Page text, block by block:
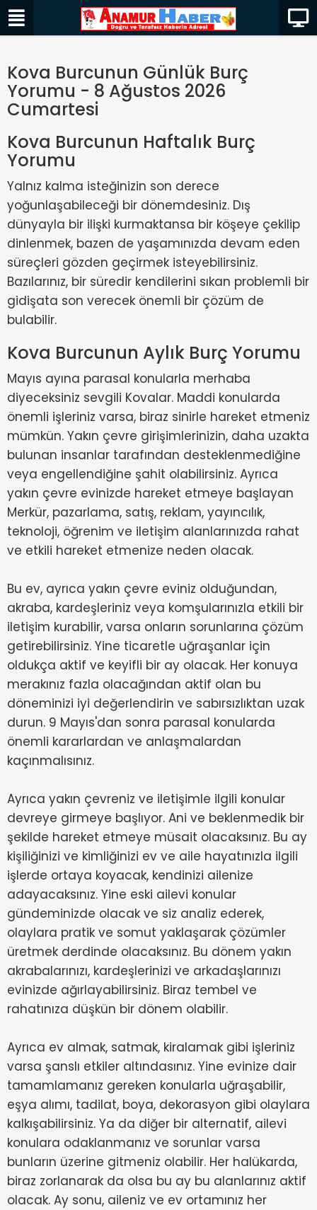
Kova Burcunun Günlük Burç
Yorumu - 8 Ağustos 2026
Cumartesi
Kova Burcunun Haftalık Burç
Yorumu
Yalnız kalma isteğinizin son derece
yoğunlaşabileceği bir dönemdesiniz. Dış
dünyayla bir ilişki kurmaktansa bir köşeye çekilip
dinlenmek, bazen de yaşamınızda devam eden
süreçleri gözden geçirmek isteyebilirsiniz.
Bazılarınız, bir süredir kendilerini sıkan problemli bir
gidişata son verecek önemli bir çözüm de
bulabilir.
Kova Burcunun Aylık Burç Yorumu
Mayıs ayına parasal konularla merhaba
diyeceksiniz sevgili Kovalar. Maddi konularda
önemli işleriniz varsa, biraz sinirle hareket etmeniz
mümkün. Yakın çevre girişimlerinizin, daha uzakta
bulunan insanlar tarafından desteklenmediğine
veya engellendiğine şahit olabilirsiniz. Ayrıca
yakın çevre evinizde hareket etmeye başlayan
Merkür, pazarlama, satış, reklam, yayıncılık,
teknoloji, öğrenim ve iletişim alanlarınızda rahat
ve etkili hareket etmenize neden olacak.
Bu ev, ayrıca yakın çevre eviniz olduğundan,
akraba, kardeşleriniz veya komşularınızla etkili bir
iletişim kurabilir, varsa onların sorunlarına çözüm
getirebilirsiniz. Yine ticaretle uğraşanlar için
oldukça aktif ve keyifli bir ay olacak. Her konuya
merakınız fazla olacağından aktif olan bu
döneminizi iyi değerlendirin ve sabırsızlıktan uzak
durun. 9 Mayıs'dan sonra parasal konularda
önemli kararlardan ve anlaşmalardan
kaçınmalısınız.
Ayrıca yakın çevreniz ve iletişimle ilgili konular
devreye girmeye başlıyor. Ani ve beklenmedik bir
şekilde hareket etmeye müsait olacaksınız. Bu ay
kişiliğinizi ve kimliğinizi ev ve aile hayatınızla ilgili
işlerde ortaya koyacak, kendinizi ailenize
adayacaksınız. Yine eski ailevi konular
gündeminizde olacak ve siz analiz ederek,
olaylara pratik ve somut yaklaşarak çözümler
üretmek derdinde olacaksınız. Bu dönem yakın
akrabalarınızı, kardeşlerinizi ve arkadaşlarınızı
evinizde ağırlayabilirsiniz. Biraz tembel ve
rahatınıza düşkün bir dönem olabilir.
Ayrıca ev almak, satmak, kiralamak gibi işleriniz
varsa şanslı etkiler altındasınız. Yine evinize dair
tamamlamanız gereken konularla uğraşabilir,
eşya alımı, tadilat, boya, dekorasyon gibi olaylara
kalkışabilirsiniz. Ya da diğer bir alternatif, ailevi
konulara odaklanmanız ve sorunlar varsa
bunların üzerine gitmeniz olabilir. Her halükarda,
biraz zorlanarak da olsa bu ay bu alanlarınız aktif
olacak. Ay sonu, aileniz ve ev ortamınız her